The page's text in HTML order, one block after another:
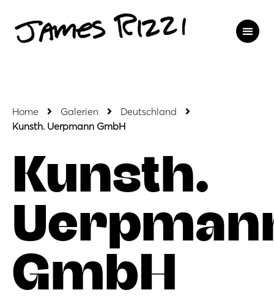
Home Galerien
Deutschland
Kunsth. Uerpmann GmbH
Kunsth.
GmbH